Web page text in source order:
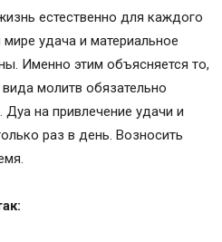
естественно для каждого
удача и материальное
Именно этим объясняется то,
молитв обязательно
на привлечение удачи и
раз в день. Возносить